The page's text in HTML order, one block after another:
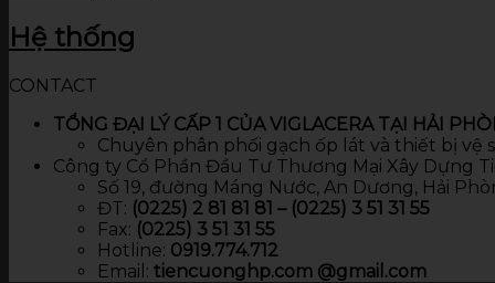
Hệ thống
CONTACT
TỔNG ĐẠI LÝ CẤP 1 CỦA VIGLACERA TẠI HẢI
Chuyên phân phối gạch ốp lát và thiết bị vệ
Công ty Cổ Phần Đầu Tư Thương Mại Xây Dựng
Số 19, đường Máng Nước, An Dương, Hải
ĐT: (0225) 2 81 81 81 – (0225) 3 51 31 55
Fax: (0225) 3 51 31 55
Hotline: 0919.774.712​
Email: tiencuonghp.com @gmail.com